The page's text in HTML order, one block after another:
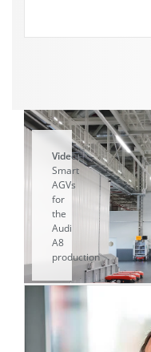
startet ein
Video:
Smart
AGVs
for
the
Audi
A8
production